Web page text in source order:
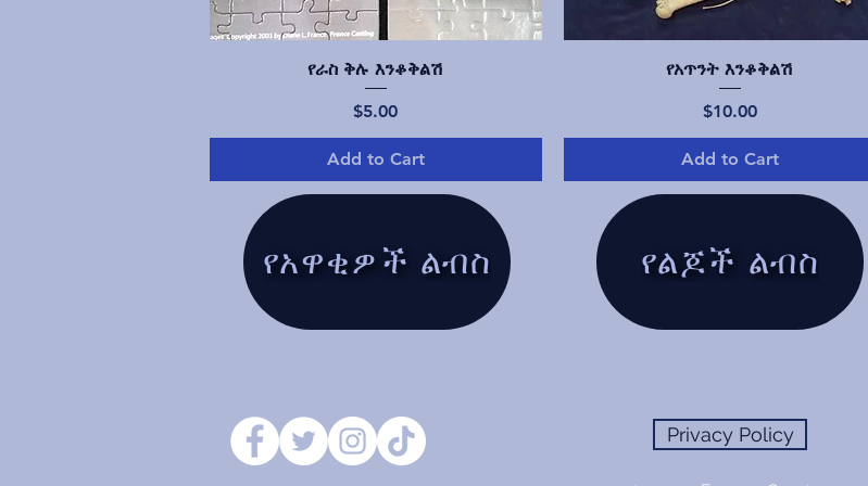
Quick View
የራስ ቅሉ እንቆቅልሽ
Price
$5.00
Add to Cart
Quick View
የአጥንት እንቆቅልሽ
Price
$10.00
Add to Cart
የአዋቂዎች ልብስ የልጆች ልብስ
Privacy Policy